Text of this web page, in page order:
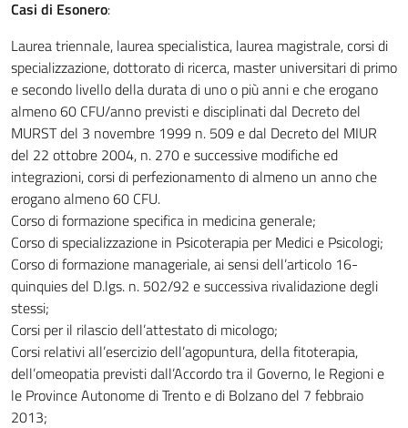
Casi di Esonero:
Laurea triennale, laurea specialistica, laurea magistrale, corsi di
specializzazione, dottorato di ricerca, master universitari di primo
e secondo livello della durata di uno o più anni e che erogano
almeno 60 CFU/anno previsti e disciplinati dal Decreto del
MURST del 3 novembre 1999 n. 509 e dal Decreto del MIUR
del 22 ottobre 2004, n. 270 e successive modifiche ed
integrazioni, corsi di perfezionamento di almeno un anno che
erogano almeno 60 CFU.
Corso di formazione specifica in medicina generale;
Corso di specializzazione in Psicoterapia per Medici e Psicologi;
Corso di formazione manageriale, ai sensi dell’articolo 16-
quinquies del D.lgs. n. 502/92 e successiva rivalidazione degli
stessi;
Corsi per il rilascio dell’attestato di micologo;
Corsi relativi all’esercizio dell’agopuntura, della fitoterapia,
dell’omeopatia previsti dall’Accordo tra il Governo, le Regioni e
le Province Autonome di Trento e di Bolzano del 7 febbraio
2013;